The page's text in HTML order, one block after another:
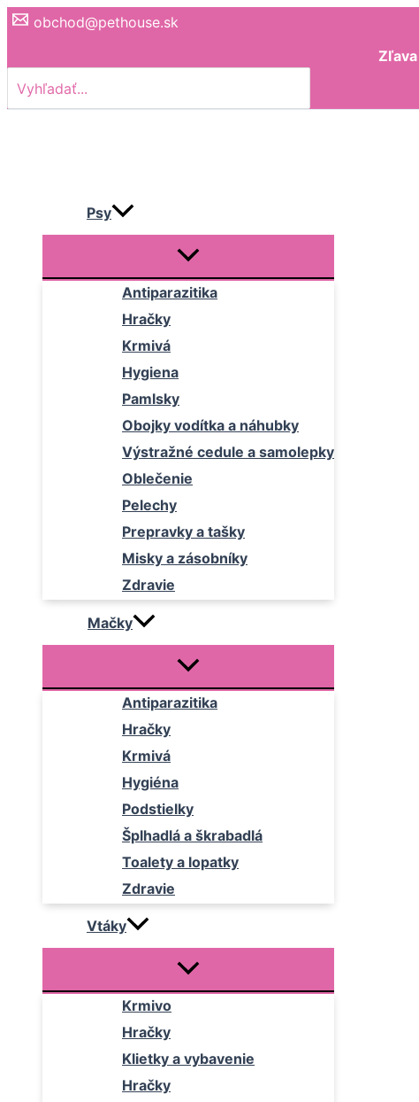
Preskočiť
obchod@pethouse.sk
for:
Psy
Antiparazitika
Hračky
Krmivá
Hygiena
Pamlsky
Obojky vodítka a náhubky
Výstražné cedule a samolepky
Oblečenie
Pelechy
Prepravky a tašky
Misky a zásobníky
Zdravie
Mačky
Antiparazitika
Hračky
Krmivá
Hygiéna
Podstielky
Šplhadlá a škrabadlá
Toalety a lopatky
Zdravie
Vtáky
Krmivo
Hračky
Klietky a vybavenie
Hračky